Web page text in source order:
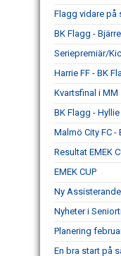
Flagg vidare på
BK Flagg -
Seriepremiär/
Harrie FF - BK
Kvartsfinal i MM
BK Flagg - Hyllie
Malmö City FC -
Resultat EMEK
EMEK CUP
Ny
Nyheter i
Planering
En bra start på